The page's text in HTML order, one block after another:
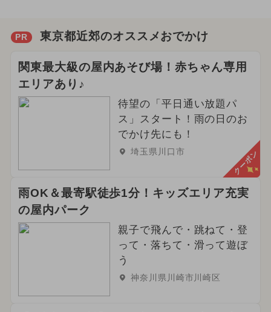
PR 東京都近郊のオススメおでかけ
関東最大級の屋内あそび場！赤ちゃん専用
エリアあり♪
待望の「平日通い放題パ
ス」スタート！雨の日のお
でかけ先にも！
埼玉県川口市 クーポン
雨OK＆最寄駅徒歩1分！キッズエリア充実
の屋内パーク
親子で飛んで・跳ねて・登
って・落ちて・滑って遊ぼ
う
神奈川県川崎市川崎区